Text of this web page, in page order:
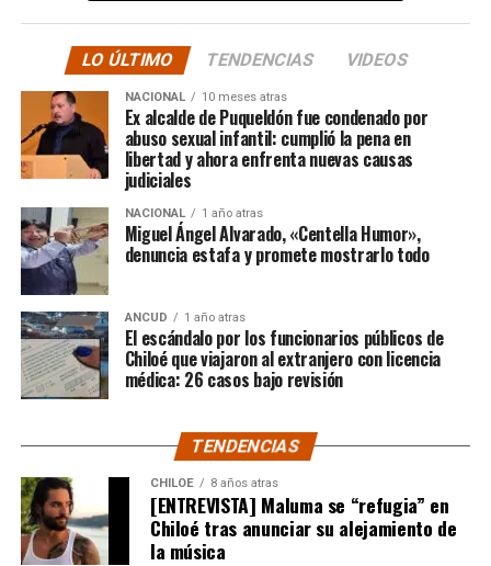
hacer justicia.”
quienes lo han acompañado desde que compartió lo
ocurrido:
“Gracias a todos por el
apoyo!!!!”
Por el momento, las personas aludidas no han emitido
declaraciones públicas. La historia, según Centella,
recién comienza y, el mencionado posteo, ha generado
comentarios de todo tipo, en su gran mayoría, a favor
del humorista de Punta Arenas.
LO ÚLTIMO TENDENCIAS VIDEOS
NACIONAL 10 meses atras
Ex alcalde de Puqueldón fue condenado por
abuso sexual infantil: cumplió la pena en
libertad y ahora enfrenta nuevas causas
judiciales
NACIONAL 1 año atras
Miguel Ángel Alvarado, «Centella Humor»,
denuncia estafa y promete mostrarlo todo
ANCUD 1 año atras
El escándalo por los funcionarios públicos de
Chiloé que viajaron al extranjero con licencia
médica: 26 casos bajo revisión
TENDENCIAS
CHILOE 8 años atras
[ENTREVISTA] Maluma se “refugia” en
Chiloé tras anunciar su alejamiento de
la música